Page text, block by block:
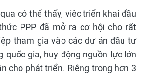
có thể thấy, việc triển khai đầu
PPP đã mở ra cơ hội cho rất
tham gia vào các dự án đầu tư
quốc gia, huy động nguồn lực lớn
cho phát triển. Riêng trong hơn 3